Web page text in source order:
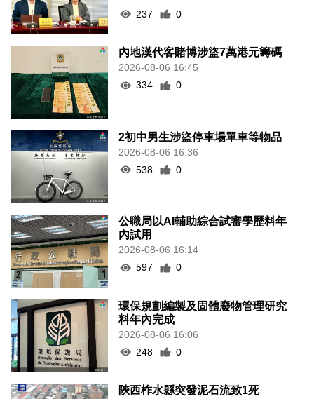
237
0
內地漢代客賭博涉盜7萬港元籌碼
2026-08-06 16:45
334
0
2初中男生涉盜停車場單車等物品
2026-08-06 16:36
538
0
公職局以AI輔助綜合試審學歷料年
內試用
2026-08-06 16:14
597
0
環保規劃編製及固體廢物管理研究
料年內完成
2026-08-06 16:06
248
0
陝西柞水縣突發泥石流致1死